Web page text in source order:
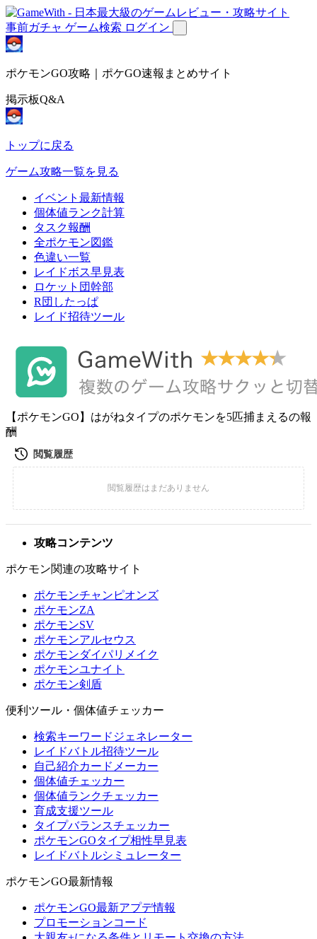
事前ガチャ ゲーム検索 ログイン
ポケモンGO攻略｜ポケGO速報まとめサイト
掲示板Q&A
トップに戻る
ゲーム攻略一覧を見る
イベント最新情報
個体値ランク計算
タスク報酬
全ポケモン図鑑
色違い一覧
レイドボス早見表
ロケット団幹部
R団したっぱ
レイド招待ツール
【ポケモンGO】はがねタイプのポケモンを5匹捕まえるの報
酬
攻略コンテンツ
ポケモン関連の攻略サイト
ポケモンチャンピオンズ
ポケモンZA
ポケモンSV
ポケモンアルセウス
ポケモンダイパリメイク
ポケモンユナイト
ポケモン剣盾
便利ツール・個体値チェッカー
検索キーワードジェネレーター
レイドバトル招待ツール
自己紹介カードメーカー
個体値チェッカー
個体値ランクチェッカー
育成支援ツール
タイプバランスチェッカー
ポケモンGOタイプ相性早見表
レイドバトルシミュレーター
ポケモンGO最新情報
ポケモンGO最新アプデ情報
プロモーションコード